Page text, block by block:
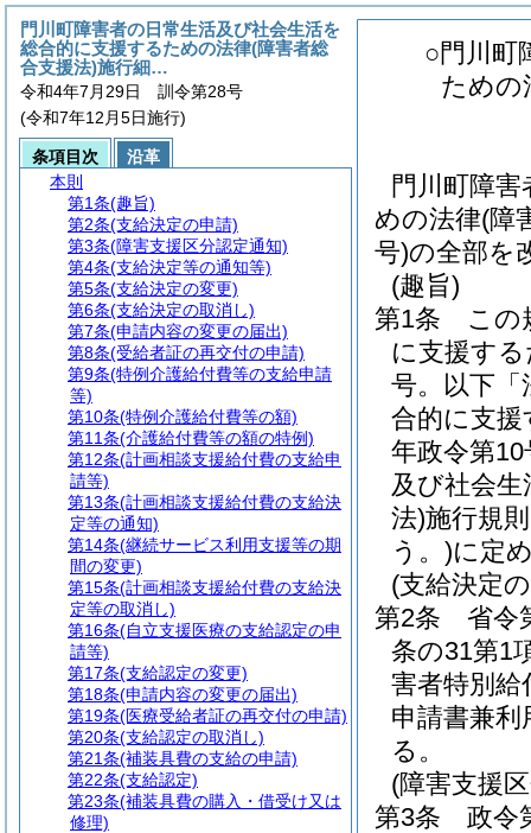
○門川町
ための
門川町障
めの法律(障
号)の全部を
(趣旨)
第1条
この
に支援す
号。以下「
合的に支
年政令第
及び社会
法)施行規則
う。)に定
(支給決定
第2条
省令
条の31第1
害者特別給
申請書兼利
る。
(障害支援
第3条
政令
門川町障害者の日常生活及び社会生活を
総合的に支援するための法律(障害者総
合支援法)施行細…
令和4年7月29日 訓令第28号
(令和7年12月5日施行)
条項目次
沿革
本則
第1条(趣旨)
第2条(支給決定の申請)
第3条(障害支援区分認定通知)
第4条(支給決定等の通知等)
第5条(支給決定の変更)
第6条(支給決定の取消し)
第7条(申請内容の変更の届出)
第8条(受給者証の再交付の申請)
第9条(特例介護給付費等の支給申請
等)
第10条(特例介護給付費等の額)
第11条(介護給付費等の額の特例)
第12条(計画相談支援給付費の支給申
請等)
第13条(計画相談支援給付費の支給決
定等の通知)
第14条(継続サービス利用支援等の期
間の変更)
第15条(計画相談支援給付費の支給決
定等の取消し)
第16条(自立支援医療の支給認定の申
請等)
第17条(支給認定の変更)
第18条(申請内容の変更の届出)
第19条(医療受給者証の再交付の申請)
第20条(支給認定の取消し)
第21条(補装具費の支給の申請)
第22条(支給認定)
第23条(補装具費の購入・借受け又は
修理)